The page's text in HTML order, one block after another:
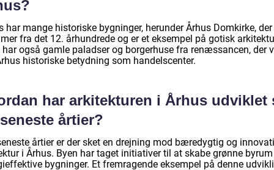
har mange historiske bygninger, herunder Århus Domkirke, der
fra det 12. århundrede og er et eksempel på gotisk
har også gamle paladser og borgerhuse fra renæssancen, der
historiske betydning som handelscenter.
har arkitekturen i Århus udviklet
årtier?
årtier er der sket en drejning mod bæredygtig og
i Århus. Byen har taget initiativer til at skabe grønne
bygninger. Et fremragende eksempel på denne